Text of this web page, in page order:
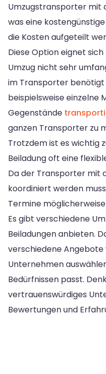
Umzugstransporter mit
was eine
die Kosten aufgeteilt
Diese Option eignet
Umzug nicht sehr
im Transporter benötigt
beispielsweise einzelne
Gegenstände
ganzen Transporter zu
Trotzdem ist es wichtig
Beiladung oft eine
Da der Transporter mit
koordiniert werden
Termine
Es gibt verschiedene
Beiladungen anbieten.
verschiedene Angebote
Unternehmen
Bedürfnissen passt.
vertrauenswürdiges
Bewertungen und